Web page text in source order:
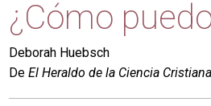
¿Cómo
Deborah Huebsch
De El Heraldo de la Ciencia Cristiana